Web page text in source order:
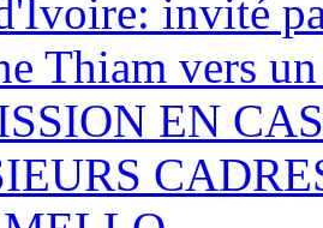
invité
Thiam vers
EN